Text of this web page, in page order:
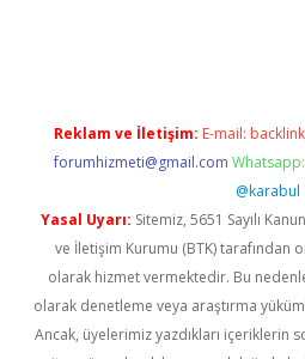
Reklam ve İletişim: E-mail:
forumhizmeti@gmail.com
@karabul
Yasal Uyarı: Sitemiz, 5651 Sayılı
ve İletişim Kurumu (BTK) tarafından
olarak hizmet vermektedir. Bu
olarak denetleme veya araştırma
Ancak, üyelerimiz yazdıkları içeriklerin